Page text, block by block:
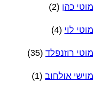
מוטי כהן (2)
מוטי לוי (4)
מוטי רוזנפלד (35)
מוישי אולחוב (1)